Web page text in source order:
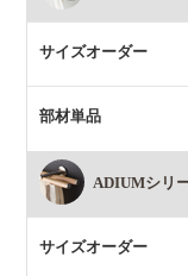
サイズオーダー
部材単品
ADIUMシリ
サイズオーダー